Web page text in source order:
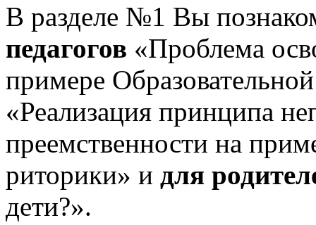
В разделе №1 Вы
педагогов «Проблема
примере
«Реализация принципа
преемственности на
риторики» и для
дети?».